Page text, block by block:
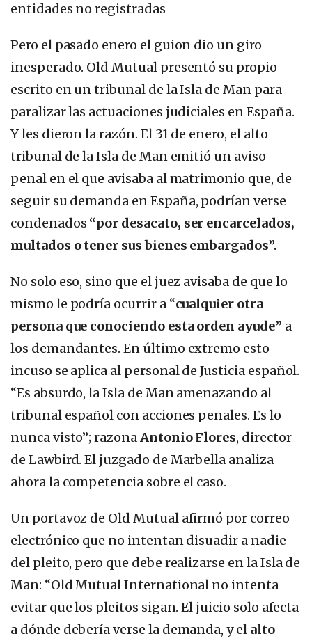
entidades no registradas
Pero el pasado enero el guion dio un giro
inesperado. Old Mutual presentó su propio
escrito en un tribunal de la Isla de Man para
paralizar las actuaciones judiciales en España.
Y les dieron la razón. El 31 de enero, el alto
tribunal de la Isla de Man emitió un aviso
penal en el que avisaba al matrimonio que, de
seguir su demanda en España, podrían verse
condenados “por desacato, ser encarcelados,
multados o tener sus bienes embargados”.
No solo eso, sino que el juez avisaba de que lo
mismo le podría ocurrir a “cualquier otra
persona que conociendo esta orden ayude” a
los demandantes. En último extremo esto
incuso se aplica al personal de Justicia español.
“Es absurdo, la Isla de Man amenazando al
tribunal español con acciones penales. Es lo
nunca visto”; razonaAntonio Flores, director
de Lawbird. El juzgado de Marbella analiza
ahora la competencia sobre el caso.
Un portavoz de Old Mutual afirmó por correo
electrónico que no intentan disuadir a nadie
del pleito, pero que debe realizarse en la Isla de
Man: “Old Mutual International no intenta
evitar que los pleitos sigan. El juicio solo afecta
a dónde debería verse la demanda, y el alto